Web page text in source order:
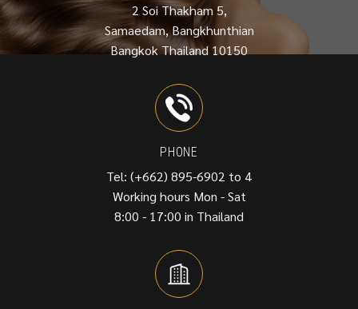
2 Soi Thakham 5,
Samaedam, Bangkhunthian
Bangkok Thailand 10150
PHONE
Tel: (+662) 895-6902 to 4
Working hours Mon - Sat
8:00 - 17:00 in Thailand